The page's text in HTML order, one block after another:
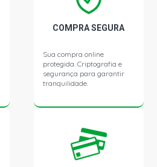
COMPRA SEGURA
Sua compra online
protegida. Criptografia e
segurança para garantir
tranquilidade.